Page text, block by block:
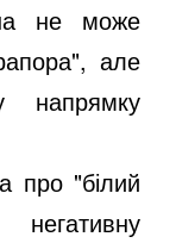
не може
але
напрямку
про "білий